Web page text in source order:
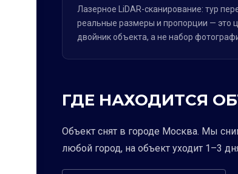
Лазерное LiDAR-сканирование: тур
реальные размеры и пропорции — это
двойник объекта, а не набор
ГДЕ НАХОДИТСЯ
Объект снят в городе Москва. Мы
любой город, на объект уходит 1–3